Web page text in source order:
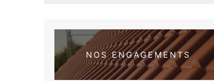
NOS ENGAGEMENTS